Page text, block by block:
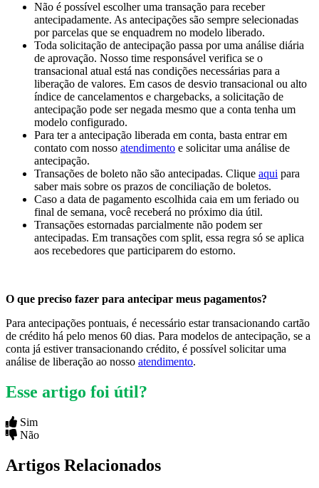
Não é possível escolher uma transação para receber
antecipadamente. As antecipações são sempre selecionadas
por parcelas que se enquadrem no modelo liberado.
Toda solicitação de antecipação passa por uma análise diária
de aprovação. Nosso time responsável verifica se o
transacional atual está nas condições necessárias para a
liberação de valores. Em casos de desvio transacional ou alto
índice de cancelamentos e chargebacks, a solicitação de
antecipação pode ser negada mesmo que a conta tenha um
modelo configurado.
Para ter a antecipação liberada em conta, basta entrar em
contato com nosso atendimento e solicitar uma análise de
antecipação.
Transações de boleto não são antecipadas. Clique aqui para
saber mais sobre os prazos de conciliação de boletos.
Caso a data de pagamento escolhida caia em um feriado ou
final de semana, você receberá no próximo dia útil.
Transações estornadas parcialmente não podem ser
antecipadas. Em transações com split, essa regra só se aplica
aos recebedores que participarem do estorno.
O que preciso fazer para antecipar meus pagamentos?
Para antecipações pontuais, é necessário estar transacionando cartão
de crédito há pelo menos 60 dias. Para modelos de antecipação, se a
conta já estiver transacionando crédito, é possível solicitar uma
análise de liberação ao nosso atendimento.
Esse artigo foi útil?
Sim
Não
Artigos Relacionados